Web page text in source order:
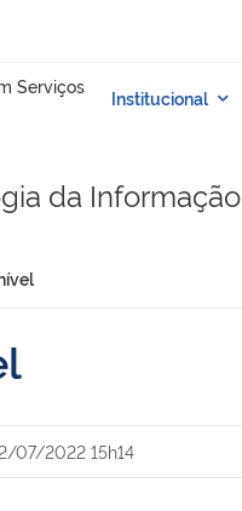
da Informação
07/2022 15h14